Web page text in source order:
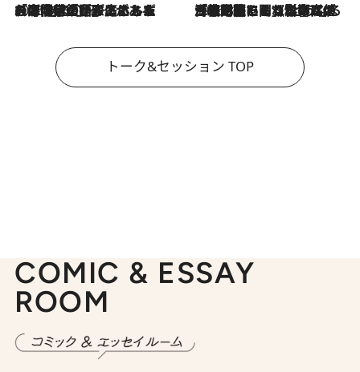
2026.8.3
「今後値上げがあるとすれば…」「リスクがあるのは今年の冬」エネルギー専門家が語る、ホルムズ海峡封鎖が家庭にもたらす“ある心配” 2026.8.3
「住宅建てられない…」「サーチャージ料の高値が続いている」ホルムズ海峡封鎖による影響はいつまで続く？《エネルギー専門家に聞く“どうなる日本の暮らし”》
トーク&セッション TOP
COMIC & ESSAY
ROOM